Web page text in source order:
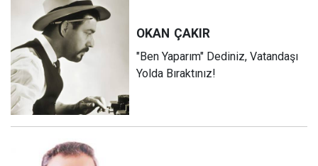
OKAN ÇAKIR
"Ben Yaparım" Dediniz, Vatandaşı
Yolda Bıraktınız!